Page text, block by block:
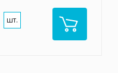
шт.